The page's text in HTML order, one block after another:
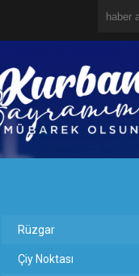
Rüzgar
Çiy Noktası